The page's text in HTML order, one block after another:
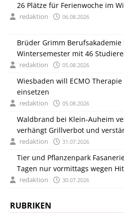
26 Plätze für Ferienwoche im
redaktion 06.08.2026
Brüder Grimm
Wintersemester mit 46
und Italien
redaktion 05.08.2026
Wiesbaden will ECMO
einsetzen
redaktion 05.08.2026
Waldbrand bei Klein-Auheim
verhängt Grillverbot und
redaktion 31.07.2026
Tier und Pflanzenpark
Tagen nur vormittags wegen
redaktion 30.07.2026
RUBRIKEN